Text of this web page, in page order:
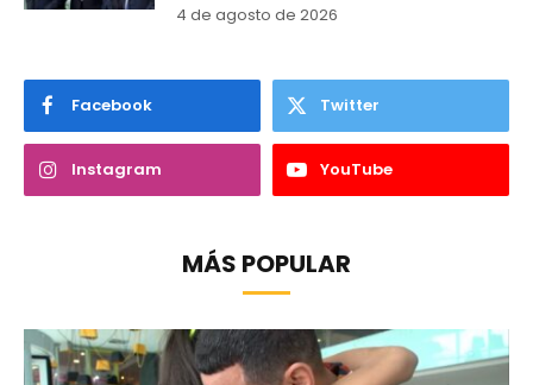
4 de agosto de 2026
Facebook Twitter
Instagram YouTube
MÁS POPULAR